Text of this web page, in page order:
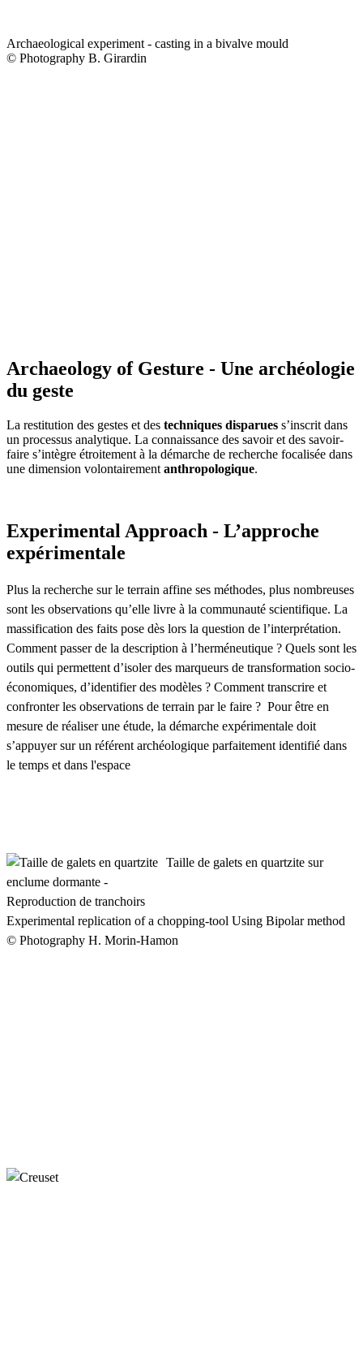
Archaeological experiment - casting in a bivalve mould
© Photography B. Girardin
Archaeology of Gesture - Une archéologie
du geste
La restitution des gestes et des techniques disparues s’inscrit dans
un processus analytique. La connaissance des savoir et des savoir-
faire s’intègre étroitement à la démarche de recherche focalisée dans
une dimension volontairement anthropologique.
Experimental Approach - L’approche
expérimentale
Plus la recherche sur le terrain affine ses méthodes, plus nombreuses
sont les observations qu’elle livre à la communauté scientifique. La
massification des faits pose dès lors la question de l’interprétation.
Comment passer de la description à l’herméneutique ? Quels sont les
outils qui permettent d’isoler des marqueurs de transformation socio-
économiques, d’identifier des modèles ? Comment transcrire et
confronter les observations de terrain par le faire ? Pour être en
mesure de réaliser une étude, la démarche expérimentale doit
s’appuyer sur un référent archéologique parfaitement identifié dans
le temps et dans l'espace
Taille de galets en quartzite sur
enclume dormante -
Reproduction de tranchoirs
Experimental replication of a chopping-tool Using Bipolar method
© Photography H. Morin-Hamon